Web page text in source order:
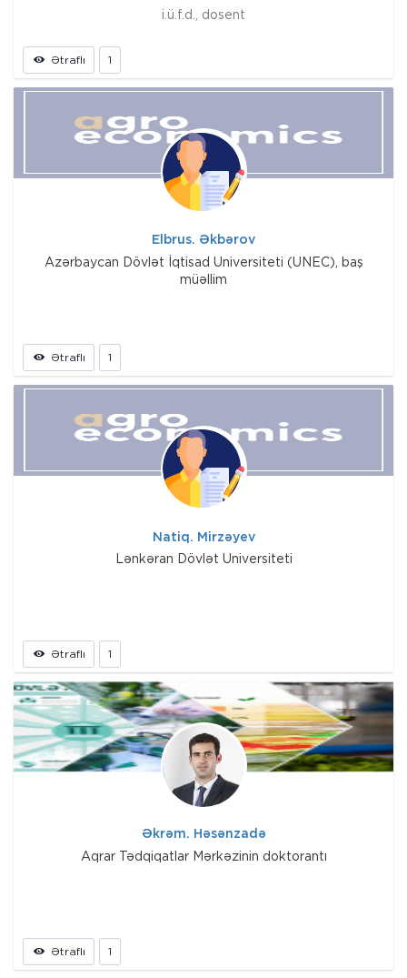
i.ü.f.d., dosent
Ətraflı 1
Elbrus. Əkbərov
Azərbaycan Dövlət İqtisad Universiteti (UNEC), baş
müəllim
Ətraflı 1
Natiq. Mirzəyev
Lənkəran Dövlət Universiteti
Ətraflı 1
Əkrəm. Həsənzadə
Aqrar Tədqiqatlar Mərkəzinin doktorantı
Ətraflı 1